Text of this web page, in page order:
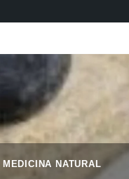
Geographic.
MEDICINA NATURAL